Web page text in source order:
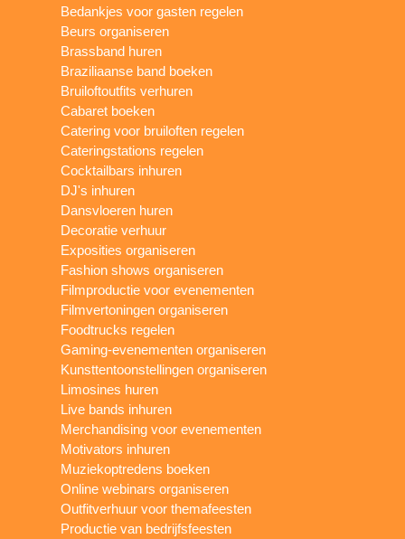
Bedankjes voor gasten regelen
Beurs organiseren
Brassband huren
Braziliaanse band boeken
Bruiloftoutfits verhuren
Cabaret boeken
Catering voor bruiloften regelen
Cateringstations regelen
Cocktailbars inhuren
DJ's inhuren
Dansvloeren huren
Decoratie verhuur
Exposities organiseren
Fashion shows organiseren
Filmproductie voor evenementen
Filmvertoningen organiseren
Foodtrucks regelen
Gaming-evenementen organiseren
Kunsttentoonstellingen organiseren
Limosines huren
Live bands inhuren
Merchandising voor evenementen
Motivators inhuren
Muziekoptredens boeken
Online webinars organiseren
Outfitverhuur voor themafeesten
Productie van bedrijfsfeesten